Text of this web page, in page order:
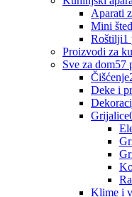
Aparati
Mini
Roštilji1
Proizvodi za
Sve za dom57
Čišćenje
Deke i
Grijalice
Klime i